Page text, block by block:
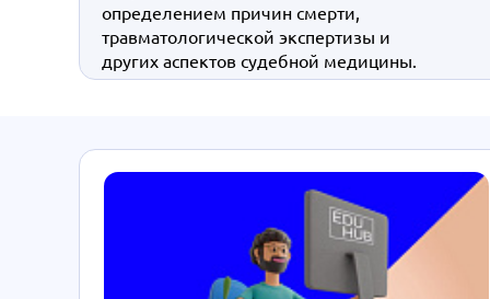
определением причин смерти,
травматологической экспертизы и
других аспектов судебной медицины.